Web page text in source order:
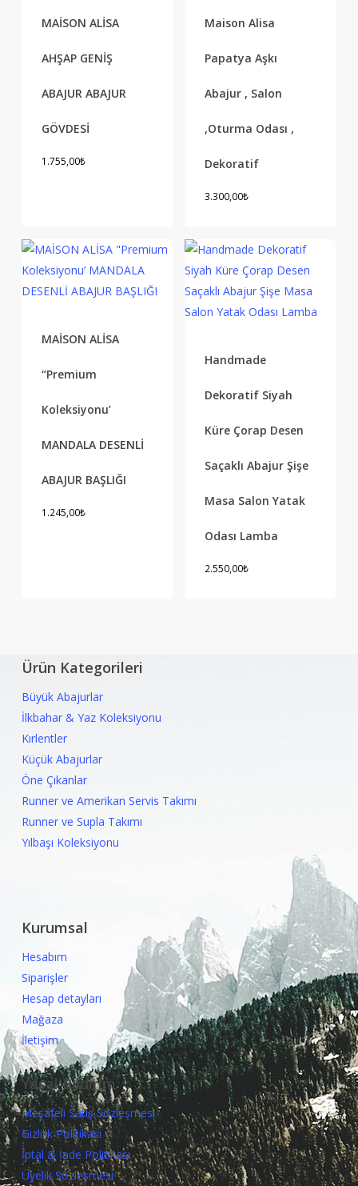
MAİSON ALİSA
AHŞAP GENİŞ
ABAJUR ABAJUR
GÖVDESİ
1.755,00₺
Maison Alisa
Papatya Aşkı
Abajur , Salon
,Oturma Odası ,
Dekoratif
3.300,00₺
MAİSON ALİSA
“Premium
Koleksiyonu’
MANDALA DESENLİ
ABAJUR BAŞLIĞI
1.245,00₺
Handmade
Dekoratif Siyah
Küre Çorap Desen
Saçaklı Abajur Şişe
Masa Salon Yatak
Odası Lamba
2.550,00₺
Ürün Kategorileri
Büyük Abajurlar
İlkbahar & Yaz Koleksiyonu
Kırlentler
Küçük Abajurlar
Öne Çıkanlar
Runner ve Amerikan Servis Takımı
Runner ve Supla Takımı
Yılbaşı Koleksiyonu
Kurumsal
Hesabım
Siparişler
Hesap detayları
Mağaza
İletişim
Yasal Bildirim
Mesafeli Satış Sözleşmesi
Gizlilik Politikası
İptal & İade Politikası
Üyelik Sözleşmesi